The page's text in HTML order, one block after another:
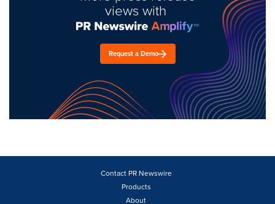
views with
Request a Demo
Contact PR Newswire
Products
About